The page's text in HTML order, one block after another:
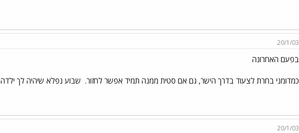
20/1/03
בפעם האחרונה
כמדומני בחרת לצעוד בדרך הישר, גם אם סטית ממנה תמיד אפשר לחזור. שבוע נפלא שיהיה לך ילדה
20/1/03